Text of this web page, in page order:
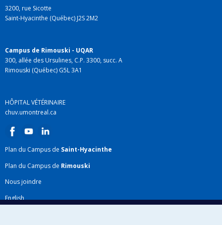
3200, rue Sicotte
Saint-Hyacinthe (Québec) J2S 2M2
Campus de Rimouski - UQAR
300, allée des Ursulines, C.P. 3300, succ. A
Rimouski (Québec) G5L 3A1
HÔPITAL VÉTÉRINAIRE
chuv.umontreal.ca
Plan du Campus de Saint-Hyacinthe
Plan du Campus de Rimouski
Nous joindre
English